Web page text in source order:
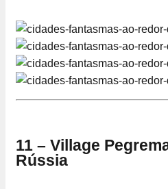
11 – Village
Rússia